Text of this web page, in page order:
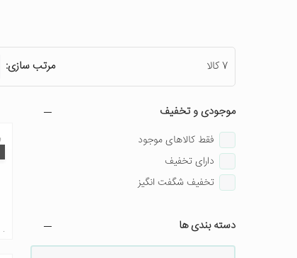
7 کالا مرتب سازی:
موجودی و تخفیف
فقط کالاهای موجود
دارای تخفیف
تخفیف شگفت انگیز
دسته بندی ها